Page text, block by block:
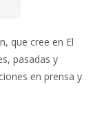
que cree en El
pasadas y
en prensa y